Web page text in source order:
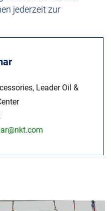
jederzeit zur
Leader Oil &